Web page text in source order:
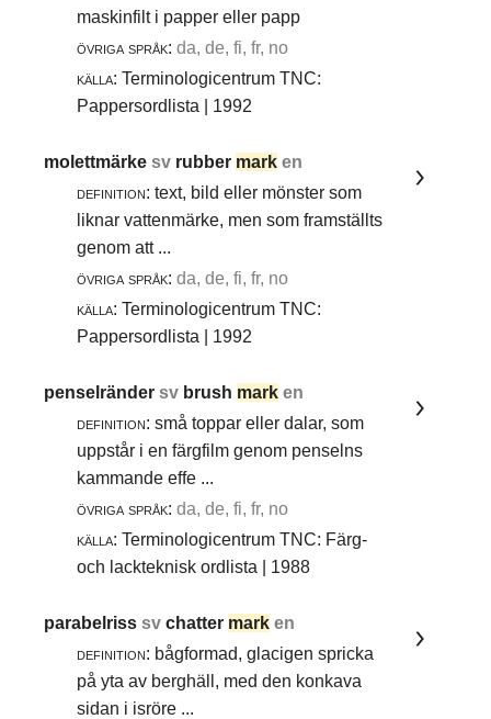
maskinfilt i papper eller papp
övriga språk: da, de, fi, fr, no
källa: Terminologicentrum TNC:
Pappersordlista | 1992
molettmärkesv rubber mark en
definition: text, bild eller mönster som
liknar vattenmärke, men som framställts
genom att ...
övriga språk: da, de, fi, fr, no
källa: Terminologicentrum TNC:
Pappersordlista | 1992
penselrändersv brush mark en
definition: små toppar eller dalar, som
uppstår i en färgfilm genom penselns
kammande effe ...
övriga språk: da, de, fi, fr, no
källa: Terminologicentrum TNC: Färg-
och lackteknisk ordlista | 1988
parabelrisssvchatter mark en
definition: bågformad, glacigen spricka
på yta av berghäll, med den konkava
sidan i isröre ...